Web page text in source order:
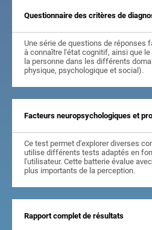
Questionnaire des critères de
Une série de questions de réponses
à connaître l'état cognitif, ainsi que
la personne dans les différents
physique, psychologique et social).
Facteurs neuropsychologiques et
Ce test permet d'explorer diverses
utilise différents tests adaptés en
l'utilisateur. Cette batterie évalue
plus importants de la perception.
Rapport complet de résultats